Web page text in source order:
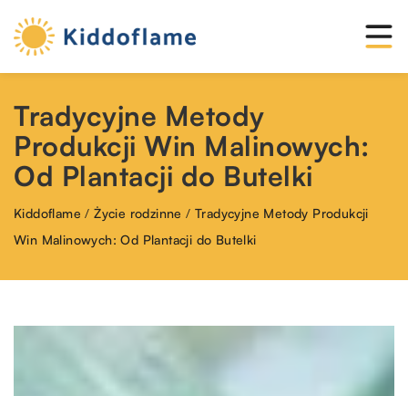
Tradycyjne Metody
Produkcji Win Malinowych:
Od Plantacji do Butelki
Kiddoflame /Życie rodzinne /Tradycyjne Metody Produkcji
Win Malinowych: Od Plantacji do Butelki